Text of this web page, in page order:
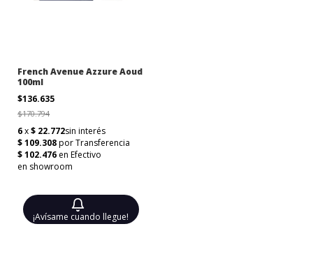
French Avenue Azzure Aoud
100ml
$136.635
$170.794
¡Avísame cuando llegue!